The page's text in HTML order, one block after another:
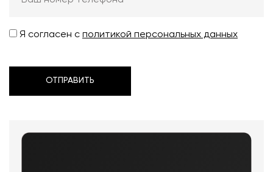
Я согласен с политикой персональных данных
ОТПРАВИТЬ